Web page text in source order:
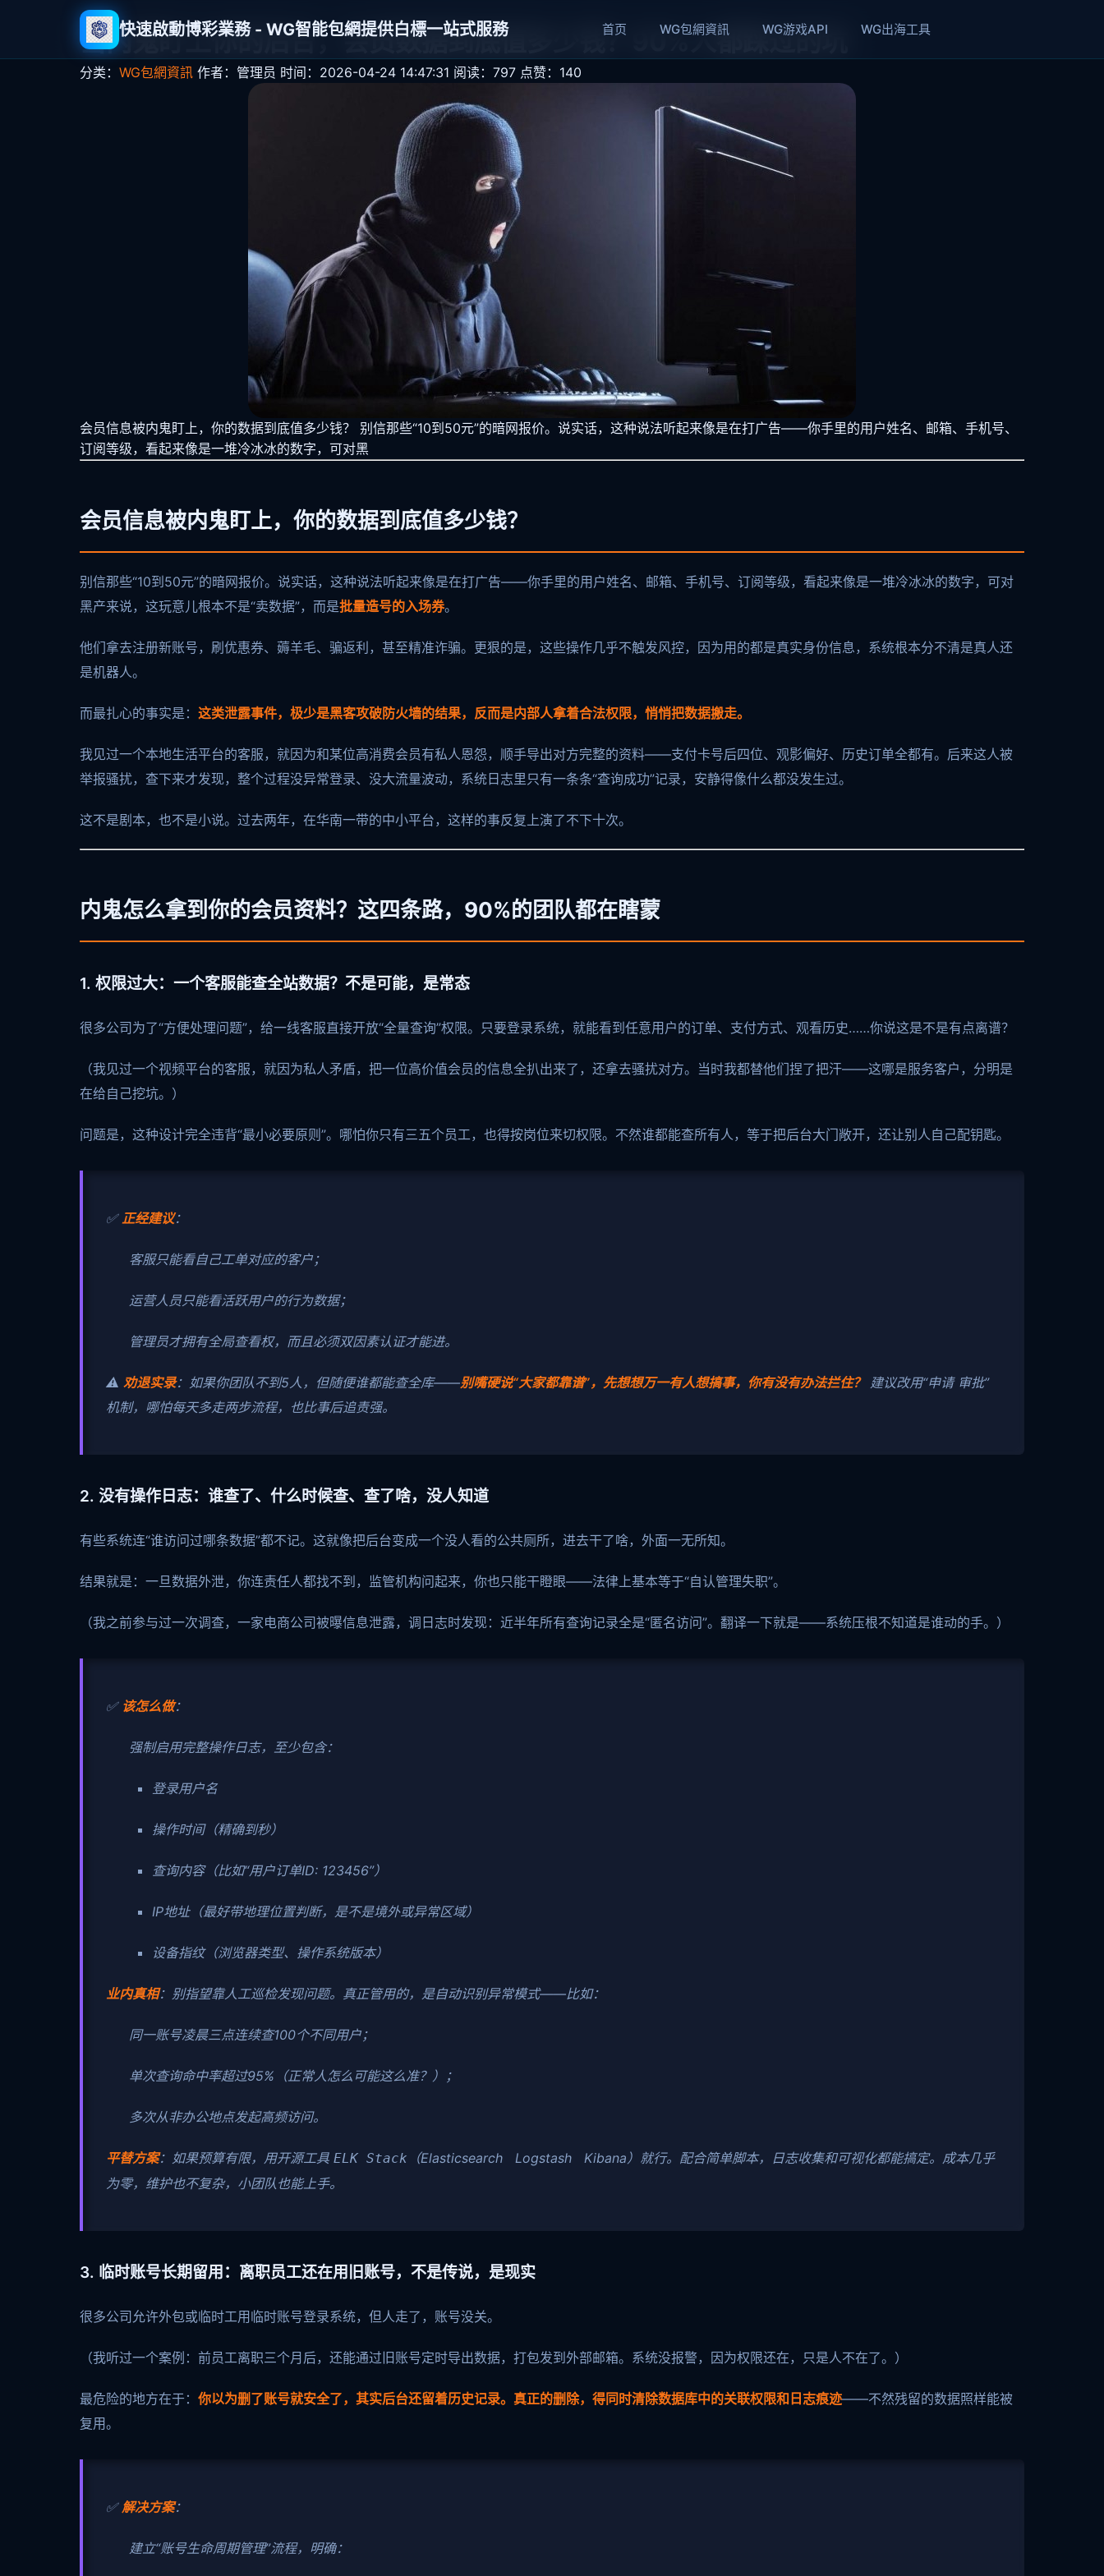
快速啟動博彩業務 - WG智能包網提供白標一站式服務 首页 WG包網資訊 WG游戏API WG出海工具
当内鬼盯上你的后台，会员数据到底值多少钱？90%人都踩过的坑
分类： WG包網資訊 作者：管理员 时间：2026-04-24 14:47:31 阅读：797 点赞：140
会员信息被内鬼盯上，你的数据到底值多少钱？ 别信那些“10到50元”的暗网报价。说实话，这种说法听起来像是在打广告——你手里的用户姓名、邮箱、手机号、
订阅等级，看起来像是一堆冷冰冰的数字，可对黑
会员信息被内鬼盯上，你的数据到底值多少钱？
别信那些“10到50元”的暗网报价。说实话，这种说法听起来像是在打广告——你手里的用户姓名、邮箱、手机号、订阅等级，看起来像是一堆冷冰冰的数字，可对
黑产来说，这玩意儿根本不是“卖数据”，而是批量造号的入场券。
他们拿去注册新账号，刷优惠券、薅羊毛、骗返利，甚至精准诈骗。更狠的是，这些操作几乎不触发风控，因为用的都是真实身份信息，系统根本分不清是真人还
是机器人。
而最扎心的事实是： 这类泄露事件，极少是黑客攻破防火墙的结果，反而是内部人拿着合法权限，悄悄把数据搬走。
我见过一个本地生活平台的客服，就因为和某位高消费会员有私人恩怨，顺手导出对方完整的资料——支付卡号后四位、观影偏好、历史订单全都有。后来这人被
举报骚扰，查下来才发现，整个过程没异常登录、没大流量波动，系统日志里只有一条条“查询成功”记录，安静得像什么都没发生过。
这不是剧本，也不是小说。过去两年，在华南一带的中小平台，这样的事反复上演了不下十次。
内鬼怎么拿到你的会员资料？这四条路，90%的团队都在瞎蒙
1. 权限过大：一个客服能查全站数据？不是可能，是常态
很多公司为了“方便处理问题”，给一线客服直接开放“全量查询”权限。只要登录系统，就能看到任意用户的订单、支付方式、观看历史……你说这是不是有点离谱？
（我见过一个视频平台的客服，就因为私人矛盾，把一位高价值会员的信息全扒出来了，还拿去骚扰对方。当时我都替他们捏了把汗——这哪是服务客户，分明是
在给自己挖坑。）
问题是，这种设计完全违背“最小必要原则”。哪怕你只有三五个员工，也得按岗位来切权限。不然谁都能查所有人，等于把后台大门敞开，还让别人自己配钥匙。
✅正经建议：
客服只能看自己工单对应的客户；
运营人员只能看活跃用户的行为数据；
管理员才拥有全局查看权，而且必须双因素认证才能进。
⚠️ 劝退实录：如果你团队不到5人，但随便谁都能查全库——别嘴硬说“大家都靠谱”，先想想万一有人想搞事，你有没有办法拦住？ 建议改用“申请 审批”
机制，哪怕每天多走两步流程，也比事后追责强。
2. 没有操作日志：谁查了、什么时候查、查了啥，没人知道
有些系统连“谁访问过哪条数据”都不记。这就像把后台变成一个没人看的公共厕所，进去干了啥，外面一无所知。
结果就是：一旦数据外泄，你连责任人都找不到，监管机构问起来，你也只能干瞪眼——法律上基本等于“自认管理失职”。
（我之前参与过一次调查，一家电商公司被曝信息泄露，调日志时发现：近半年所有查询记录全是“匿名访问”。翻译一下就是——系统压根不知道是谁动的手。）
✅ 该怎么做：
强制启用完整操作日志，至少包含：
登录用户名
操作时间（精确到秒）
查询内容（比如“用户订单ID: 123456”）
IP地址（最好带地理位置判断，是不是境外或异常区域）
设备指纹（浏览器类型、操作系统版本）
业内真相：别指望靠人工巡检发现问题。真正管用的，是自动识别异常模式——比如：
同一账号凌晨三点连续查100个不同用户；
单次查询命中率超过95%（正常人怎么可能这么准？）；
多次从非办公地点发起高频访问。
平替方案：如果预算有限，用开源工具 ELK Stack （Elasticsearch Logstash Kibana）就行。配合简单脚本，日志收集和可视化都能搞定。成本几乎
为零，维护也不复杂，小团队也能上手。
3. 临时账号长期留用：离职员工还在用旧账号，不是传说，是现实
很多公司允许外包或临时工用临时账号登录系统，但人走了，账号没关。
（我听过一个案例：前员工离职三个月后，还能通过旧账号定时导出数据，打包发到外部邮箱。系统没报警，因为权限还在，只是人不在了。）
最危险的地方在于： 你以为删了账号就安全了，其实后台还留着历史记录。真正的删除，得同时清除数据库中的关联权限和日志痕迹——不然残留的数据照样能被
复用。
✅解决方案：
建立“账号生命周期管理”流程，明确：